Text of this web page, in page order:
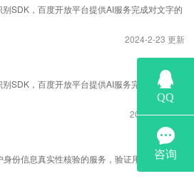
SDK，百度开放平台提供AI服务完成对文字的
2024-2-23 更新
SDK，百度开放平台提供AI服务完成对人脸的
2022-7-8 更新
份信息真实性核验的服务，验证用户为真人且